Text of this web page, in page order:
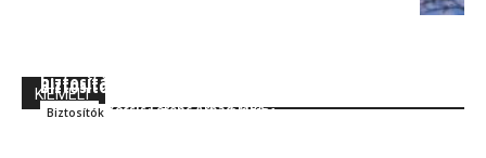
KIEMELT
biztosítás jövője!
Szakmai Kocsis Ferenc Árpád MBA
Biztosítónál
Biztosítók Kocsis Ferenc Árpád MBA